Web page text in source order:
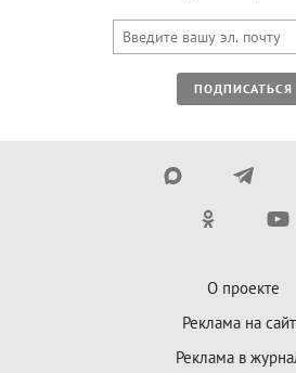
ПОДПИСАТЬСЯ
О проекте
Реклама на
Реклама в